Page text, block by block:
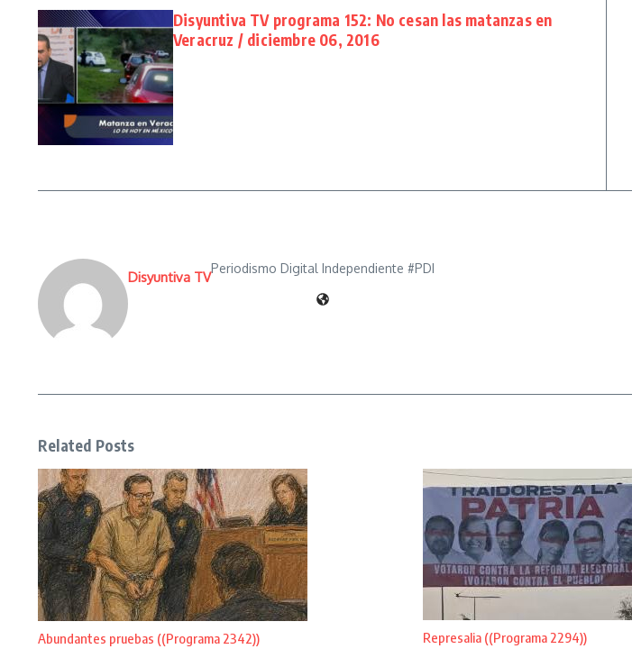
Disyuntiva TV programa 152: No cesan las matanzas en
Veracruz / diciembre 06, 2016
Disyuntiva TV
Periodismo Digital Independiente #PDI
Related Posts
Abundantes pruebas ((Programa 2342)) Represalia ((Programa 2294))